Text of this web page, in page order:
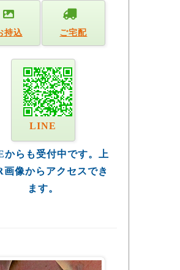
持込 ご宅配
LINE
らも受付中です。上
画像からアクセスでき
ます。